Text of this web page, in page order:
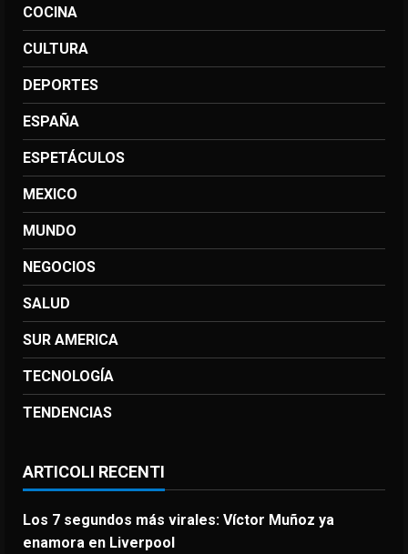
COCINA
CULTURA
DEPORTES
ESPAÑA
ESPETÁCULOS
MEXICO
MUNDO
NEGOCIOS
SALUD
SUR AMERICA
TECNOLOGÍA
TENDENCIAS
ARTICOLI RECENTI
Los 7 segundos más virales: Víctor Muñoz ya
enamora en Liverpool